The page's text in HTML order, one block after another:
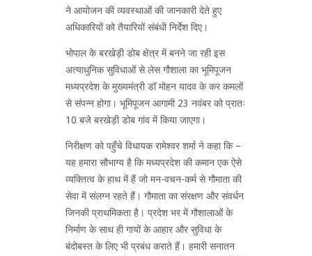
ने आयोजन की व्यवस्थाओं की जानकारी देते हुए
अधिकारियों को तैयारियों संबंधी निर्देश दिए।
भोपाल के बरखेड़ी डोब क्षेत्र में बनने जा रही इस
अत्याधुनिक सुविधाओं से लेस गौशाला का भूमिपूजन
मध्यप्रदेश के मुख्यमंत्री डॉ मोहन यादव के कर कमलों
से संपन्न होगा। भूमिपूजन आगामी 23 नवंबर को प्रातः
10 बजे बरखेड़ी डोब गांव में किया जाएगा।
निरीक्षण को पहुँचे विधायक रामेश्वर शर्मा ने कहा कि –
यह हमारा सौभाग्य है कि मध्यप्रदेश की कमान एक ऐसे
व्यक्तित्व के हाथ में हैं जो मन-वचन-कर्म से गौमाता की
सेवा में संलग्न रहते हैं। गौमाता का संरक्षण और संवर्धन
जिनकी प्राथमिकता है। प्रदेश भर में गौशालाओं के
निर्माण के साथ ही गायों के आहार और सुविधा के
बंदोबस्त के लिए भी प्रबंध कराते हैं। हमारी सनातन